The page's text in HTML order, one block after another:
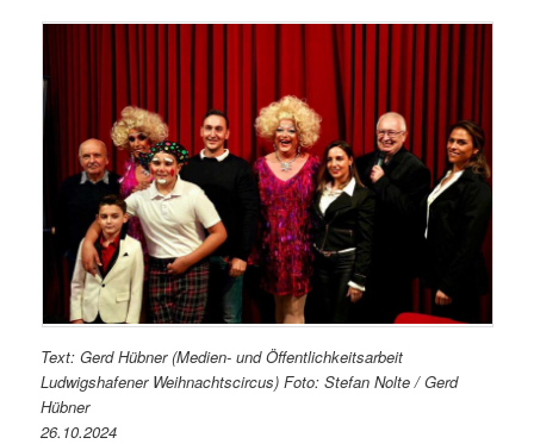
Text: Gerd Hübner (Medien- und Öffentlichkeitsarbeit
Ludwigshafener Weihnachtscircus) Foto: Stefan Nolte / Gerd
Hübner
26.10.2024